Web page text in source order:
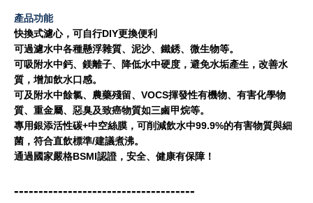
產品功能
快換式濾心，可自行DIY更換便利
可過濾水中各種懸浮雜質、泥沙、鐵銹、微生物等。
可吸附水中鈣、鎂離子、降低水中硬度，避免水垢產生，改善水
質，增加飲水口感。
可及附水中餘氯、農藥殘留、VOCS揮發性有機物、有害化學物
質、重金屬、惡臭及致癌物質如三鹵甲烷等。
專用銀添活性碳+中空絲膜，可削減飲水中99.9%的有害物質與細
菌，符合直飲標準/建議煮沸。
通過國家嚴格BSMI認證，安全、健康有保障！
-------------------------------------